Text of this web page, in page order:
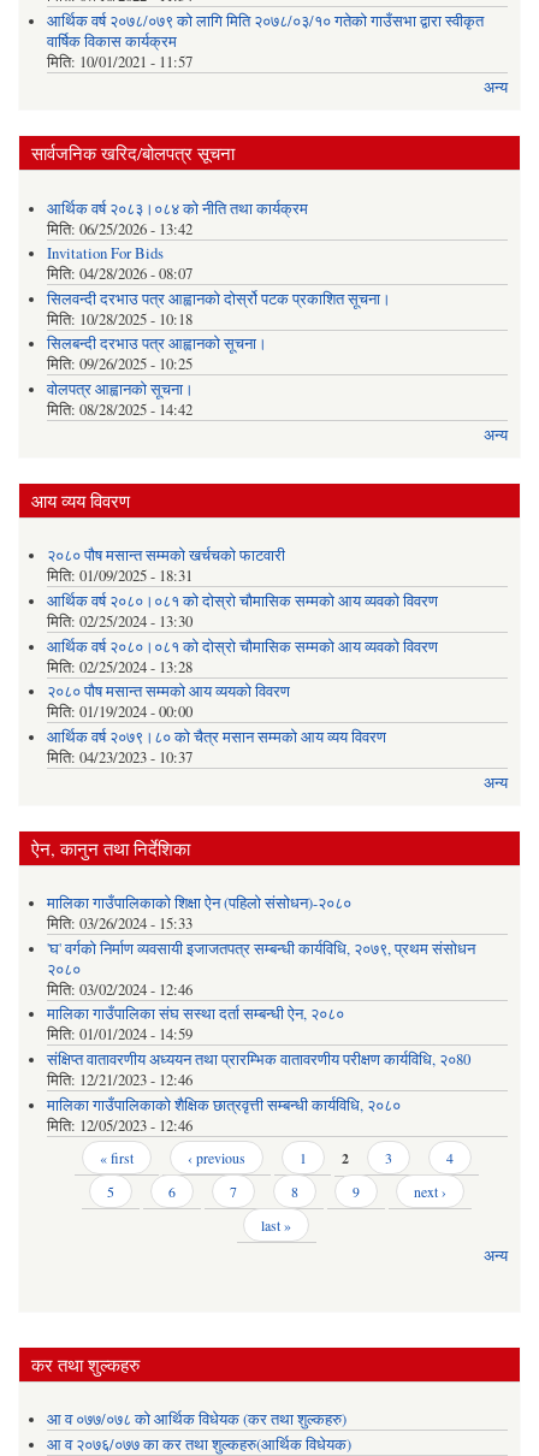
आर्थिक वर्ष २०७८/०७९ को लागि मिति २०७८/०३/१० गतेको गाउँसभा द्वारा स्वीकृत
वार्षिक विकास कार्यक्रम
मिति: 10/01/2021 - 11:57
अन्य
सार्वजनिक खरिद/बोलपत्र सूचना
आर्थिक वर्ष २०८३।०८४ को नीति तथा कार्यक्रम
मिति: 06/25/2026 - 13:42
Invitation For Bids
मिति: 04/28/2026 - 08:07
सिलवन्दी दरभाउ पत्र आह्वानको दोर्स्रो पटक प्रकाशित सूचना।
मिति: 10/28/2025 - 10:18
सिलबन्दी दरभाउ पत्र आह्वानको सूचना।
मिति: 09/26/2025 - 10:25
वोलपत्र आह्वानको सूचना।
मिति: 08/28/2025 - 14:42
अन्य
आय व्यय विवरण
२०८० पौष मसान्त सम्मको खर्चचको फाटवारी
मिति: 01/09/2025 - 18:31
आर्थिक वर्ष २०८०।०८१ को दोस्रो चौमासिक सम्मको आय व्यवको विवरण
मिति: 02/25/2024 - 13:30
आर्थिक वर्ष २०८०।०८१ को दोस्रो चौमासिक सम्मको आय व्यवको विवरण
मिति: 02/25/2024 - 13:28
२०८० पौष मसान्त सम्मको आय व्ययको विवरण
मिति: 01/19/2024 - 00:00
आर्थिक वर्ष २०७९।८० को चैत्र मसान सम्मको आय व्यय विवरण
मिति: 04/23/2023 - 10:37
अन्य
ऐन, कानुन तथा निर्देशिका
मालिका गाउँपालिकाको शिक्षा ऐन (पहिलो संसोधन)-२०८०
मिति: 03/26/2024 - 15:33
'घ' वर्गको निर्माण व्यवसायी इजाजतपत्र सम्बन्धी कार्यविधि, २०७९, प्रथम संसोधन
२०८०
मिति: 03/02/2024 - 12:46
मालिका गाउँपालिका संघ सस्था दर्ता सम्बन्धी ऐन, २०८०
मिति: 01/01/2024 - 14:59
संक्षिप्त वातावरणीय अध्ययन तथा प्रारम्भिक वातावरणीय परीक्षण कार्यविधि, २०80
मिति: 12/21/2023 - 12:46
मालिका गाउँपालिकाको शैक्षिक छात्रवृत्ती सम्बन्धी कार्यविधि, २०८०
मिति: 12/05/2023 - 12:46
« first ‹ previous 1 2 3
4
5
6 7 8 9
next ›
last »
अन्य
कर तथा शुल्कहरु
आ व ०७७/०७८ को आर्थिक विधेयक (कर तथा शुल्कहरु)
आ व २०७६/०७७ का कर तथा शुल्कहरु(आर्थिक विधेयक)